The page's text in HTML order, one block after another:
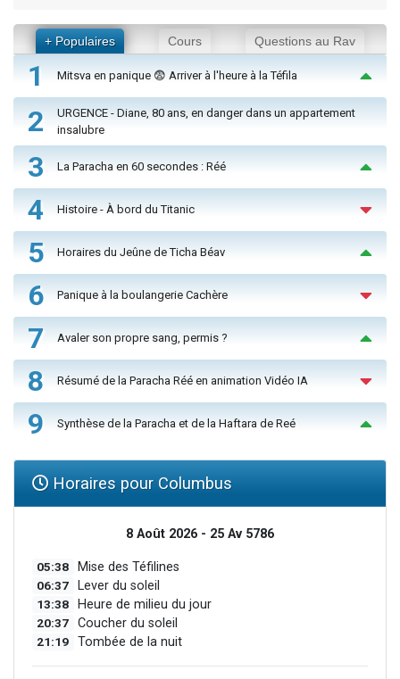
+ Populaires Cours Questions au Rav
1 Mitsva en panique 😨 Arriver à l'heure à la Téfila
2
URGENCE - Diane, 80 ans, en danger dans un appartement
insalubre
3 La Paracha en 60 secondes : Réé
4 Histoire - À bord du Titanic
5 Horaires du Jeûne de Ticha Béav
6 Panique à la boulangerie Cachère
7 Avaler son propre sang, permis ?
8 Résumé de la Paracha Réé en animation Vidéo IA
9 Synthèse de la Paracha et de la Haftara de Reé
Horaires pour Columbus
8 Août 2026 - 25 Av 5786
05:38 Mise des Téfilines
06:37 Lever du soleil
13:38 Heure de milieu du jour
20:37 Coucher du soleil
21:19 Tombée de la nuit